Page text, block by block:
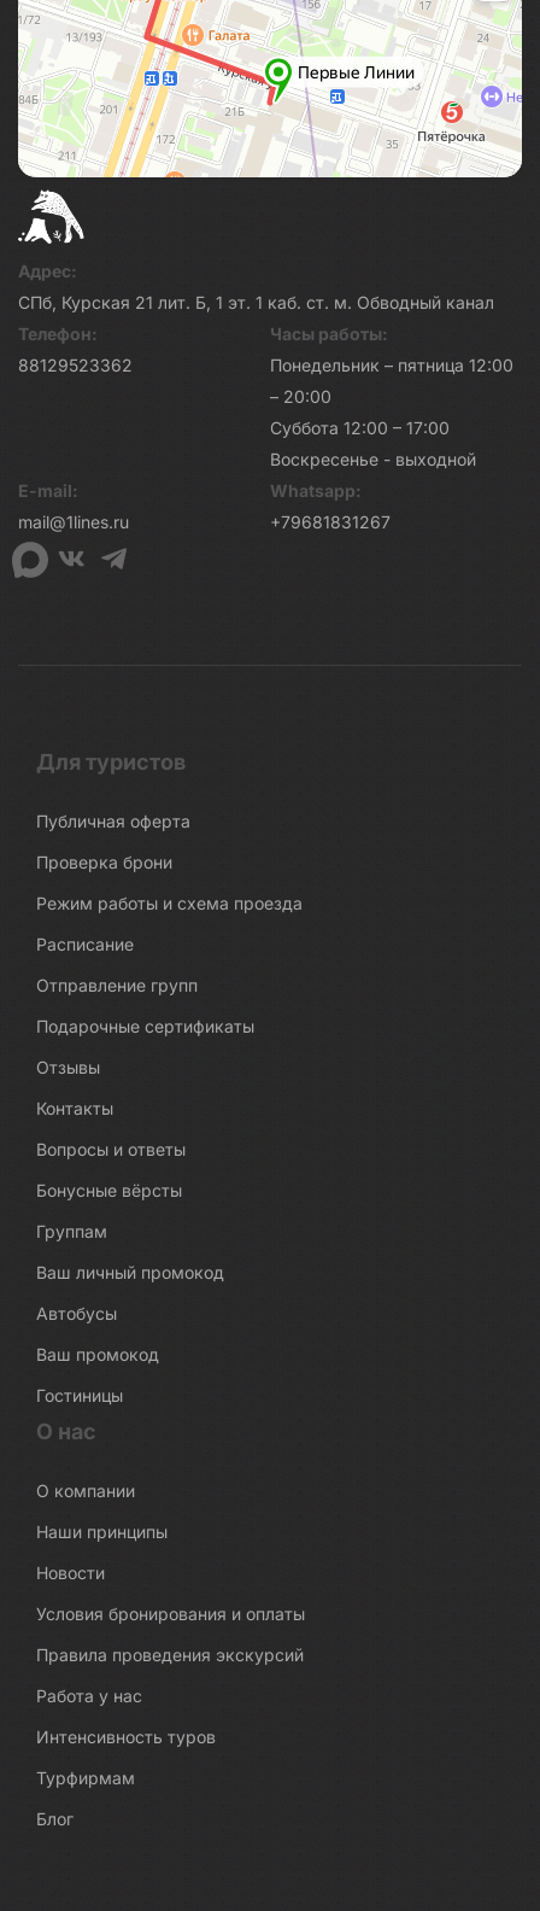
Адрес:
СПб, Курская 21 лит. Б, 1 эт. 1 каб. ст. м. Обводный канал
Телефон:
88129523362
Часы работы:
Понедельник – пятница 12:00
– 20:00
Суббота 12:00 – 17:00
Воскресенье - выходной
E-mail:
mail@1lines.ru
Whatsapp:
+79681831267
Для туристов
Публичная оферта
Проверка брони
Режим работы и схема проезда
Расписание
Отправление групп
Подарочные сертификаты
Отзывы
Контакты
Вопросы и ответы
Бонусные вёрсты
Группам
Ваш личный промокод
Автобусы
Ваш промокод
Гостиницы
О нас
О компании
Наши принципы
Новости
Условия бронирования и оплаты
Правила проведения экскурсий
Работа у нас
Интенсивность туров
Турфирмам
Блог